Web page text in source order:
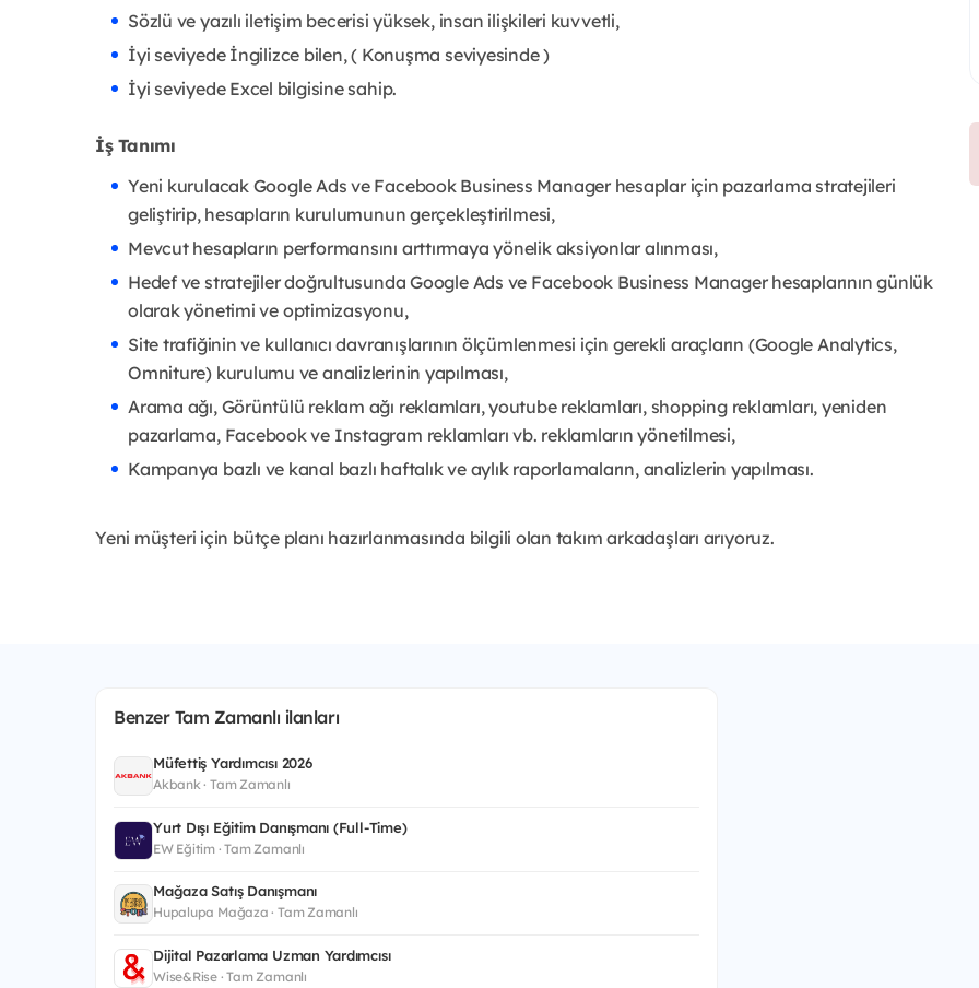
Sözlü ve yazılı iletişim becerisi yüksek, insan ilişkileri kuvvetli,
İyi seviyede İngilizce bilen, ( Konuşma seviyesinde )
İyi seviyede Excel bilgisine sahip.
İş Tanımı
Yeni kurulacak Google Ads ve Facebook Business Manager hesaplar için pazarlama stratejileri
geliştirip, hesapların kurulumunun gerçekleştirilmesi,
Mevcut hesapların performansını arttırmaya yönelik aksiyonlar alınması,
Hedef ve stratejiler doğrultusunda Google Ads ve Facebook Business Manager hesaplarının günlük
olarak yönetimi ve optimizasyonu,
Site trafiğinin ve kullanıcı davranışlarının ölçümlenmesi için gerekli araçların (Google Analytics,
Omniture) kurulumu ve analizlerinin yapılması,
Arama ağı, Görüntülü reklam ağı reklamları, youtube reklamları, shopping reklamları, yeniden
pazarlama, Facebook ve Instagram reklamları vb. reklamların yönetilmesi,
Kampanya bazlı ve kanal bazlı haftalık ve aylık raporlamaların, analizlerin yapılması.
Yeni müşteri için bütçe planı hazırlanmasında bilgili olan takım arkadaşları arıyoruz.
Benzer Tam Zamanlı ilanları
Müfettiş Yardımcısı 2026
Akbank · Tam Zamanlı
Yurt Dışı Eğitim Danışmanı (Full-Time)
EW Eğitim · Tam Zamanlı
Mağaza Satış Danışmanı
Hupalupa Mağaza · Tam Zamanlı
Dijital Pazarlama Uzman Yardımcısı
Wise&Rise · Tam Zamanlı